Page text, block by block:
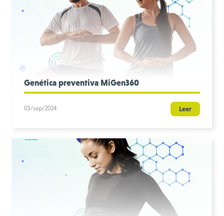
Genética preventiva MiGen360
05/sep/2024 Leer